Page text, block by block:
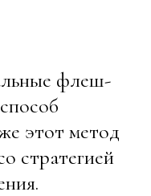
флеш-
этот метод
стратегией